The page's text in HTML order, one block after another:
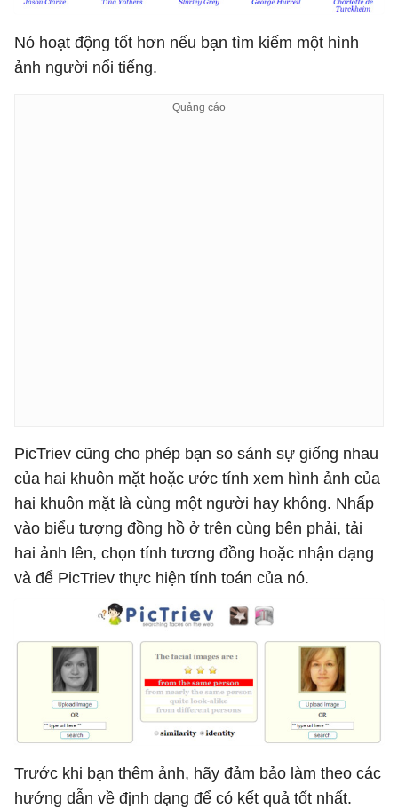
Nó hoạt động tốt hơn nếu bạn tìm kiếm một hình
ảnh người nổi tiếng.
PicTriev cũng cho phép bạn so sánh sự giống nhau
của hai khuôn mặt hoặc ước tính xem hình ảnh của
hai khuôn mặt là cùng một người hay không. Nhấp
vào biểu tượng đồng hồ ở trên cùng bên phải, tải
hai ảnh lên, chọn tính tương đồng hoặc nhận dạng
và để PicTriev thực hiện tính toán của nó.
Trước khi bạn thêm ảnh, hãy đảm bảo làm theo các
hướng dẫn về định dạng để có kết quả tốt nhất.